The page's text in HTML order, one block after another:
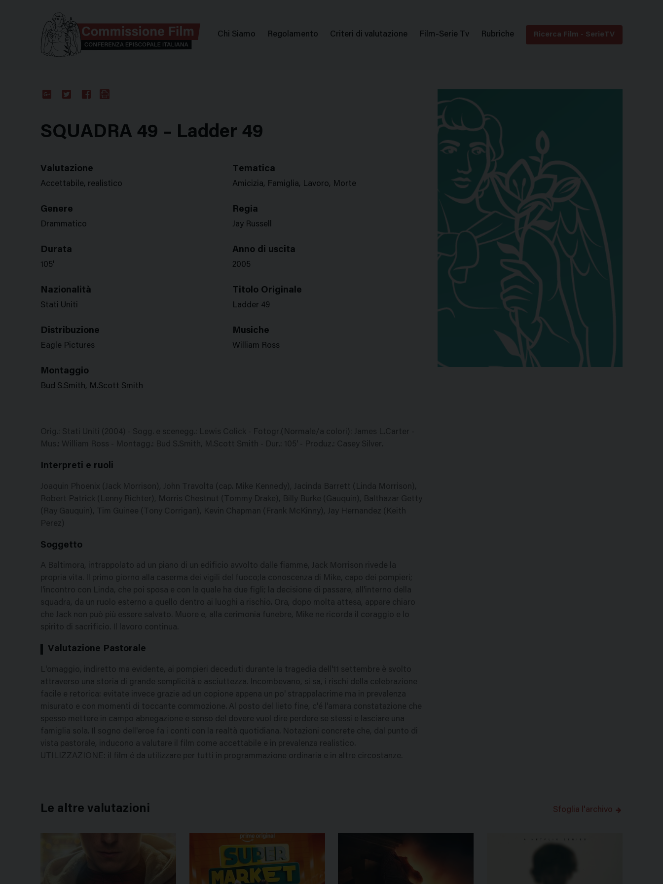
Menu
Chi Siamo Regolamento Criteri di valutazione Film-Serie Tv Rubriche Ricerca Film - SerieTV
SQUADRA 49 – Ladder 49
Valutazione
Accettabile, realistico
Tematica
Amicizia, Famiglia, Lavoro, Morte
Genere
Drammatico
Regia
Jay Russell
Durata
105'
Anno di uscita
2005
Nazionalità
Stati Uniti
Titolo Originale
Ladder 49
Distribuzione
Eagle Pictures
Musiche
William Ross
Montaggio
Bud S.Smith, M.Scott Smith
Orig.: Stati Uniti (2004) - Sogg. e scenegg.: Lewis Colick - Fotogr.(Normale/a colori): James L.Carter -
Mus.: William Ross - Montagg.: Bud S.Smith, M.Scott Smith - Dur.: 105' - Produz.: Casey Silver.
Interpreti e ruoli
Joaquin Phoenix (Jack Morrison), John Travolta (cap. Mike Kennedy), Jacinda Barrett (Linda Morrison),
Robert Patrick (Lenny Richter), Morris Chestnut (Tommy Drake), Billy Burke (Gauquin), Balthazar Getty
(Ray Gauquin), Tim Guinee (Tony Corrigan), Kevin Chapman (Frank McKinny), Jay Hernandez (Keith
Perez)
Soggetto
A Baltimora, intrappolato ad un piano di un edificio avvolto dalle fiamme, Jack Morrison rivede la
propria vita. Il primo giorno alla caserma dei vigili del fuoco;la conoscenza di Mike, capo dei pompieri;
l'incontro con Linda, che poi sposa e con la quale ha due figli; la decisione di passare, all'interno della
squadra, da un ruolo esterno a quello dentro ai luoghi a rischio. Ora, dopo molta attesa, appare chiaro
che Jack non può più essere salvato. Muore e, alla cerimonia funebre, Mike ne ricorda il coraggio e lo
spirito di sacrificio. Il lavoro continua.
Valutazione Pastorale
L'omaggio, indiretto ma evidente, ai pompieri deceduti durante la tragedia dell'11 settembre è svolto
attraverso una storia di grande semplicità e asciuttezza. Incombevano, si sa, i rischi della celebrazione
facile e retorica: evitate invece grazie ad un copione appena un po' strappalacrime ma in prevalenza
misurato e con momenti di toccante commozione. Al posto del lieto fine, c'é l'amara constatazione che
spesso mettere in campo abnegazione e senso del dovere vuol dire perdere se stessi e lasciare una
famiglia sola. Il sogno dell'eroe fa i conti con la realtà quotidiana. Notazioni concrete che, dal punto di
vista pastorale, inducono a valutare il film come accettabile e in prevalenza realistico.
UTILIZZAZIONE: il film é da utilizzare per tutti in programmazione ordinaria e in altre circostanze.
Le altre valutazioni Sfoglia l'archivo